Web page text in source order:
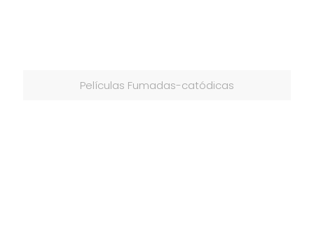
Películas Fumadas-catódicas